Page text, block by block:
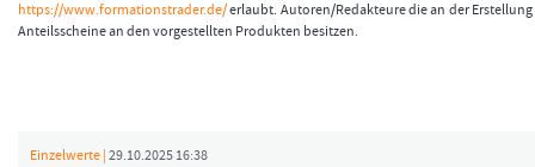
https://www.formationstrader.de/erlaubt. Autoren/Redakteure die an der
Anteilsscheine an den vorgestellten Produkten besitzen.
Einzelwerte | 29.10.2025 16:38